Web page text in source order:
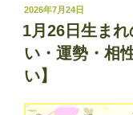
日
生
ま
の
性
投
稿
日:
2026年7月24日
1月26日生ま
い・運勢・相
い】